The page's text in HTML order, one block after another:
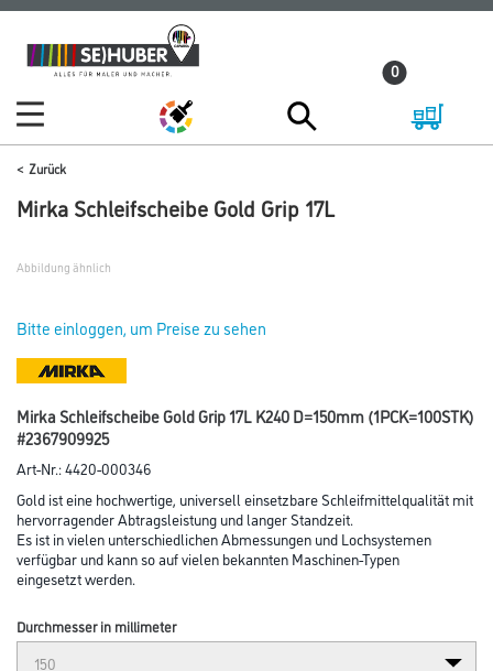
Zum
Inhalt
Zum
Navigationsmenü
0
Zurück
Mirka Schleifscheibe Gold Grip 17L
Abbildung ähnlich
Bitte einloggen, um Preise zu sehen
Mirka Schleifscheibe Gold Grip 17L K240 D=150mm (1PCK=100STK)
#2367909925
Art-Nr.:4420-000346
Gold ist eine hochwertige, universell einsetzbare Schleifmittelqualität mit
hervorragender Abtragsleistung und langer Standzeit.
Es ist in vielen unterschiedlichen Abmessungen und Lochsystemen
verfügbar und kann so auf vielen bekannten Maschinen-Typen
eingesetzt werden.
Durchmesser in millimeter